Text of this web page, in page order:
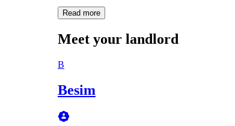
Read more
Meet your landlord
B
Besim